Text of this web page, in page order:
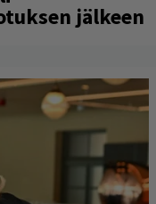
jälkeen